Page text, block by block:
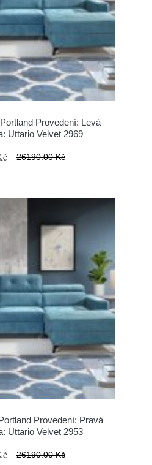
Provedení: Levá
Uttario Velvet 2969
26190.00 Kč
Provedení: Pravá
Uttario Velvet 2953
26190.00 Kč